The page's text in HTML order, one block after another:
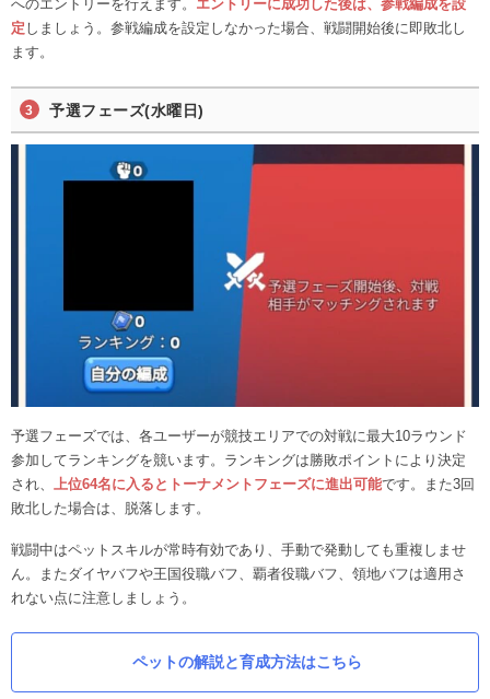
へのエントリーを行えます。 エントリーに成功した後は、参戦編成を設
定 しましょう。参戦編成を設定しなかった場合、戦闘開始後に即敗北し
ます。
予選フェーズ(水曜日)
予選フェーズでは、各ユーザーが競技エリアでの対戦に最大10ラウンド
参加してランキングを競います。ランキングは勝敗ポイントにより決定
され、 上位64名に入るとトーナメントフェーズに進出可能です。また3回
敗北した場合は、脱落します。
戦闘中はペットスキルが常時有効であり、手動で発動しても重複しませ
ん。またダイヤバフや王国役職バフ、覇者役職バフ、領地バフは適用さ
れない点に注意しましょう。
ペットの解説と育成方法はこちら